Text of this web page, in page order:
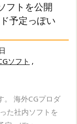
フトを公開
予定っぽい
ソフト ,
。 海外CGプロダ
た社内ソフトを